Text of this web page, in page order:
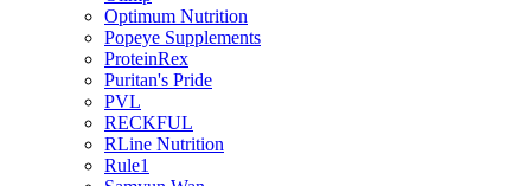
Optimum Nutrition
Popeye Supplements
ProteinRex
Puritan's Pride
PVL
RECKFUL
RLine Nutrition
Rule1